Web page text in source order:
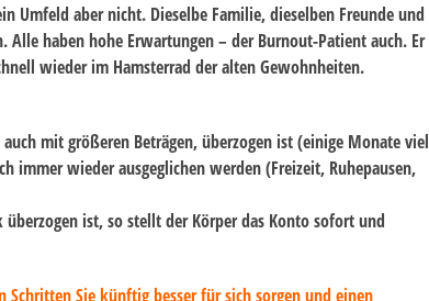
Umfeld aber nicht. Dieselbe Familie, dieselben Freunde und
Alle haben hohe Erwartungen – der Burnout-Patient auch. Er
wieder im Hamsterrad der alten Gewohnheiten.
mit größeren Beträgen, überzogen ist (einige Monate viel
immer wieder ausgeglichen werden (Freizeit, Ruhepausen,
ist, so stellt der Körper das Konto sofort und
Sie künftig besser für sich sorgen und einen